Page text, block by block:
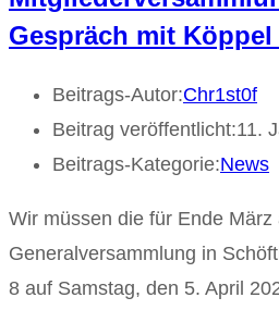
Gespräch mit Köppel
Beitrags-Autor:Chr1st0f
Beitrag veröffentlicht:11.
Beitrags-Kategorie:News
Wir müssen die für Ende März
Generalversammlung in
8 auf Samstag, den 5. April